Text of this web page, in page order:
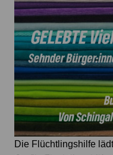
Die Flüchtlingshilfe